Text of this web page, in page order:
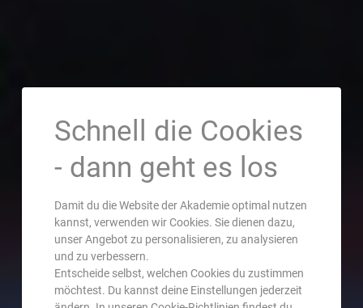
Schnell die Cookies
- dann geht es los
Damit du die Website der Akademie optimal nutzen
kannst, verwenden wir Cookies. Sie dienen dazu,
unser Angebot zu personalisieren, zu analysieren
und zu verbessern.
Entscheide selbst, welchen Cookies du zustimmen
möchtest. Du kannst deine Einstellungen jederzeit